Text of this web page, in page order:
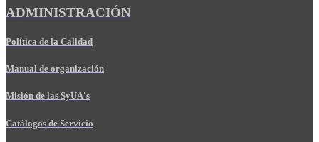
ADMINISTRACIÓN
Política de la Calidad
Manual de organización
Misión de las SyUA's
Catálogos de Servicio